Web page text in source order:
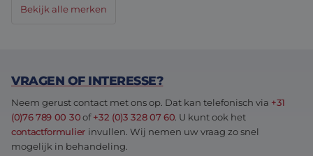
Bekijk alle merken
VRAGEN OF INTERESSE?
Neem gerust contact met ons op. Dat kan telefonisch via +31
(0)76 789 00 30of+32 (0)3 328 07 60. U kunt ook het
contactformulier invullen. Wij nemen uw vraag zo snel
mogelijk in behandeling.